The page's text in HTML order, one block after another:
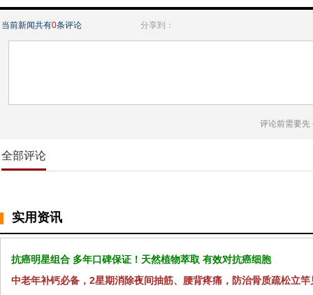
当前新闻共有0条评论 分享到：
评论前需要先
全部评论
实用资讯
抗癌明星组合 多年口碑保证！天然植物萃取 有效对抗癌细胞
中老年补钙必备，2星期消除夜间抽筋、腰背疼痛，防治骨质疏松立竿